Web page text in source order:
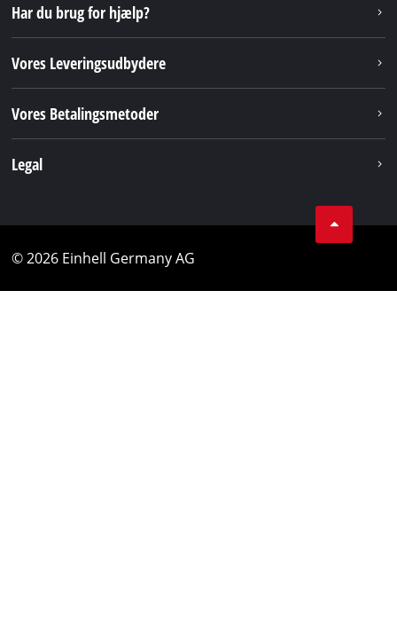
Har du brug for hjælp?
Vores Leveringsudbydere
Vores Betalingsmetoder
Legal
© 2026 Einhell Germany AG